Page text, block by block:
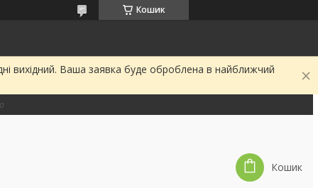
Кошик
вихідний. Ваша заявка буде оброблена в найближчий
Кошик